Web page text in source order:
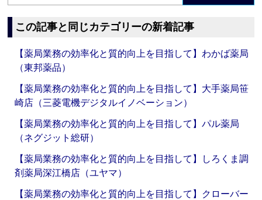
この記事と同じカテゴリーの新着記事
【薬局業務の効率化と質的向上を目指して】わかば薬局
（東邦薬品）
【薬局業務の効率化と質的向上を目指して】大手薬局笹
崎店（三菱電機デジタルイノベーション）
【薬局業務の効率化と質的向上を目指して】パル薬局
（ネグジット総研）
【薬局業務の効率化と質的向上を目指して】しろくま調
剤薬局深江橋店（ユヤマ）
【薬局業務の効率化と質的向上を目指して】クローバー